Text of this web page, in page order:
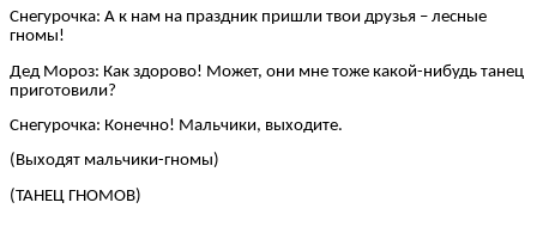
Снегурочка: А к нам на праздник пришли твои друзья – лесные
гномы!
Дед Мороз: Как здорово! Может, они мне тоже какой-нибудь танец
приготовили?
Снегурочка: Конечно! Мальчики, выходите.
(Выходят мальчики-гномы)
(ТАНЕЦ ГНОМОВ)